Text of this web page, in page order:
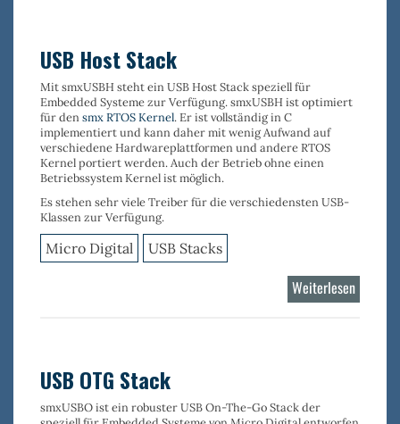
USB Host Stack
MitsmxUSBH steht ein USB Host Stack speziell für
Embedded Systeme zur Verfügung. smxUSBH ist optimiert
für den smx RTOS Kernel. Er ist vollständig in C
implementiert und kann daher mit wenig Aufwand auf
verschiedene Hardwareplattformen und andere RTOS
Kernel portiert werden. Auch der Betrieb ohne einen
Betriebssystem Kernel ist möglich.
Es stehen sehr vieleTreiberfür die verschiedensten USB-
Klassen zur Verfügung.
Micro Digital USB Stacks
Weiterlesen
USB
USB OTG Stack
smxUSBOist ein robusterUSB On-The-Go Stackder